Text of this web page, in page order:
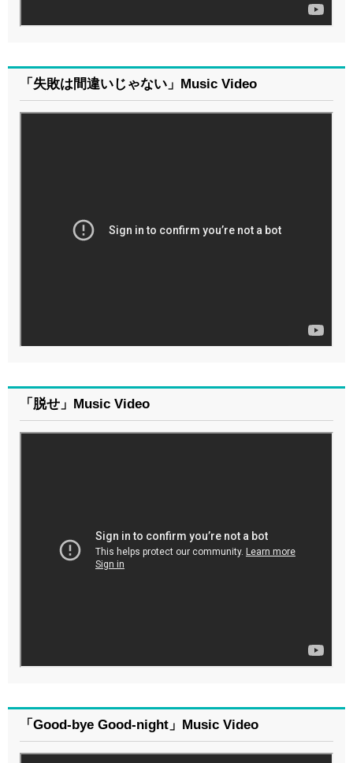
「失敗は間違いじゃない」Music Video
「脱せ」Music Video
「Good-bye Good-night」Music Video